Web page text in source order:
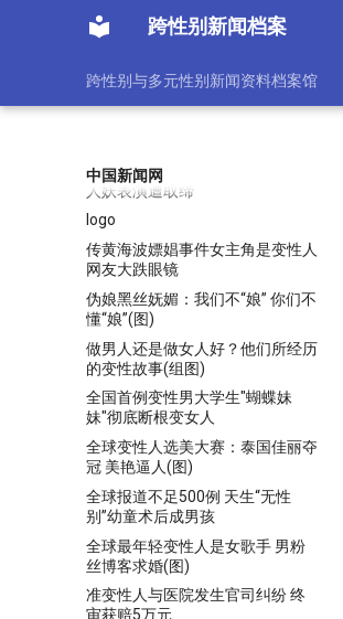
跨性别新闻档案
跨性别与多元性别新闻资料档案馆
中国新闻网
国际变性人选美 日本“小姐”封后
丹麦国会决定明年起不把“跨性
为照顾变性人感受 英国拟发行“无
性别”护照
人妖表演遭取缔
logo
传黄海波嫖娼事件女主角是变性人
网友大跌眼镜
伪娘黑丝妩媚：我们不“娘” 你们不
懂“娘”(图)
做男人还是做女人好？他们所经历
的变性故事(组图)
全国首例变性男大学生"蝴蝶妹
妹"彻底断根变女人
全球变性人选美大赛：泰国佳丽夺
冠 美艳逼人(图)
全球报道不足500例 天生“无性
别”幼童术后成男孩
全球最年轻变性人是女歌手 男粉
丝博客求婚(图)
准变性人与医院发生官司纠纷 终
审获赔5万元